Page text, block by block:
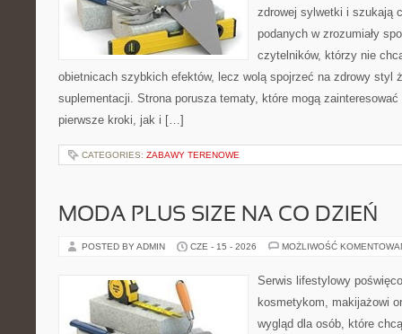
zdrowej sylwetki i szukają
podanych w zrozumiały
czytelników, którzy nie
obietnicach szybkich efektów, lecz wolą spojrzeć na zdrowy styl
suplementacji. Strona porusza tematy, które mogą
pierwsze kroki, jak i […]
CATEGORIES: ZABAWY TERENOWE
MODA PLUS SIZE NA CO DZIEŃ
POSTED BY ADMIN CZE - 15 - 2026 MOŻLIWOŚĆ
Serwis lifestylowy
kosmetykom, makijażowi
wygląd dla osób, które